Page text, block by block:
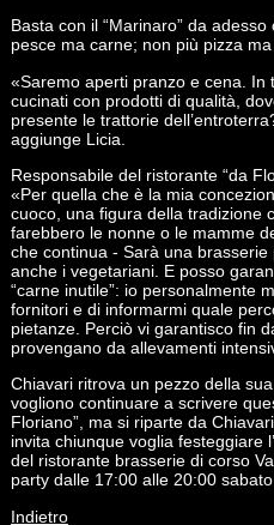
Basta con il “Marinaro” da
pesce ma carne; non più pizza
«Saremo aperti pranzo e cena. In
cucinati con prodotti di qualità,
presente le trattorie
aggiunge Licia.
Responsabile del ristorante “da
«Per quella che è la mia
cuoco, una figura della tradizione
farebbero le nonne o le mamme
che continua - Sarà una
anche i vegetariani. E posso
“carne inutile”: io personalmente
fornitori e di informarmi quale
pietanze. Perciò vi garantisco fin
provengano da allevamenti
Chiavari ritrova un pezzo della
vogliono continuare a scrivere
Floriano”, ma si riparte da
invita chiunque voglia festeggiare
del ristorante brasserie di corso
party dalle 17:00 alle 20:00
Indietro